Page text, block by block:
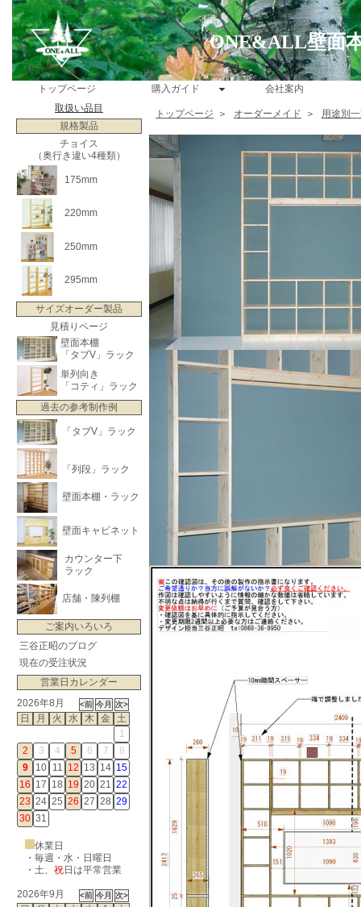
ONE&ALL壁面
トップページ 購入ガイド
会社案内
取扱い品目
規格製品
チョイス
（奥行き違い4種類）
175mm
220mm
250mm
295mm
サイズオーダー製品
見積りページ
壁面本棚
「タブV」ラック
単列向き
「コティ」ラック
過去の参考制作例
「タブV」ラック
「列段」ラック
壁面本棚・ラック
壁面キャビネット
カウンター下
ラック
店舗・陳列棚
ご案内いろいろ
三谷正昭のブログ
現在の受注状況
営業日カレンダー
2026年8月
日
月 火 水 木 金
土
1
2
3 4 5 6 7
8
9
10 11 12 13 14 15
16 17 18 19 20 21 22
23 24 25 26 27 28 29
30 31
休業日
・毎週・水・日曜日
・ 土、 祝日は平常営業
2026年9月
トップページ ＞ オーダーメイド ＞ 用途別